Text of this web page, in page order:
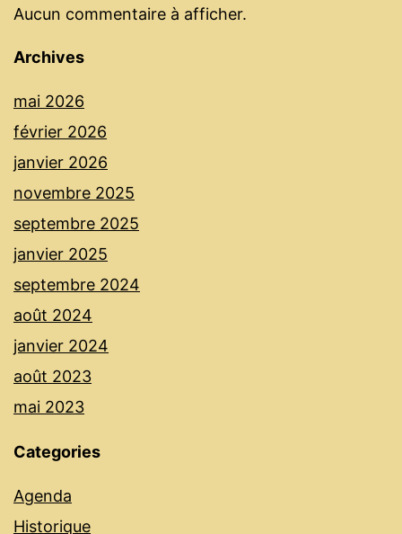
Aucun commentaire à afficher.
Archives
mai 2026
février 2026
janvier 2026
novembre 2025
septembre 2025
janvier 2025
septembre 2024
août 2024
janvier 2024
août 2023
mai 2023
Categories
Agenda
Historique